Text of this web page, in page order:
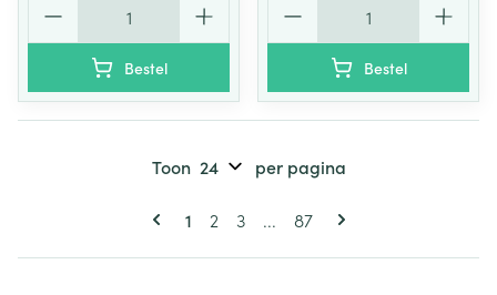
Bestel Bestel
Pagina's
U lees momenteel pagina
1 Pagina
2 Pagina
3 ... Pagina
87
Toon per pagina